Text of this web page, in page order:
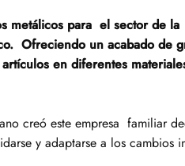
metálicos para el sector de la
Ofreciendo un acabado de
en diferentes
creó este empresa familiar
y adaptarse a los cambios